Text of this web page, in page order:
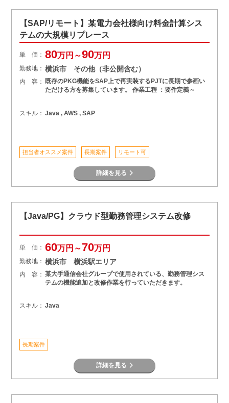
【SAP/リモート】某電力会社様向け料金計算シス
テムの大規模リプレース
単 価： 80万円～90万円
勤務地： 横浜市 その他（非公開含む）
内 容：
既存のPKG機能をSAP上で再実装するPJTに長期で参画い
ただける方を募集しています。 作業工程 ：要件定義～
スキル： Java , AWS , SAP
担当者オススメ案件 長期案件 リモート可
詳細を見る
【Java/PG】クラウド型勤務管理システム改修
単 価： 60万円～70万円
勤務地： 横浜市 横浜駅エリア
内 容： 某大手通信会社グループで使用されている、勤務管理シス
テムの機能追加と改修作業を行っていただきます。
スキル： Java
長期案件
詳細を見る